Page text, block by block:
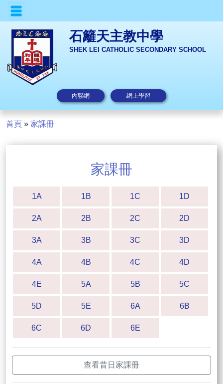
石籬天主教中學
SHEK LEI CATHOLIC SECONDARY SCHOOL
內聯網 網上學習
首頁 » 家課冊
家課冊
1A 1B 1C 1D
2A 2B 2C 2D
3A 3B 3C 3D
4A 4B 4C 4D
4E 5A 5B 5C
5D 5E 6A 6B
6C 6D 6E
查看昔日家課冊